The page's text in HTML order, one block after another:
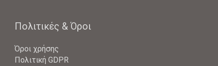
Πολιτικές & Όροι
Όροι χρήσης
Πολιτική GDPR